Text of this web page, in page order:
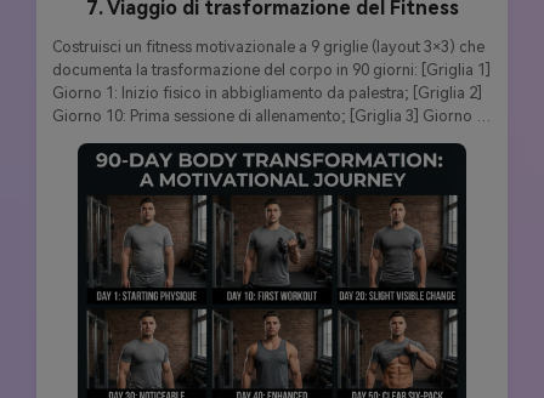
7. Viaggio di trasformazione del Fitness
Costruisci un fitness motivazionale a 9 griglie (layout 3×3) che
documenta la trasformazione del corpo in 90 giorni: [Griglia 1]
Giorno 1: Inizio fisico in abbigliamento da palestra; [Griglia 2]
Giorno 10: Prima sessione di allenamento; [Griglia 3] Giorno
definizione muscolare notevole; [Griglia 5] Giorno 40:
costruzione atletica migliorata; [Griglia 6] Giorno 50: Chiaro
sei-pack abs formatura; [Griglia 7] Giorno 60: fisico atletico
muscolare; [Griglia 8] Giorno 75: corpo pronto per la
competizione; [Griglia 9] Giorno 90: Picco della
trasformazione fisica. Persona coerente, sfondo palestra
coerente, illuminazione professionale per fotografie di fitness,
cambiamenti progressivi del corpo, documentazione
ispiratrice prima e dopo, qualità 8K, perfetta coerenza del
carattere durante tutta la trasformazione.